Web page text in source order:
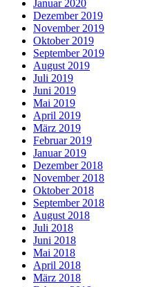
Januar 2020
Dezember 2019
November 2019
Oktober 2019
September 2019
August 2019
Juli 2019
Juni 2019
Mai 2019
April 2019
März 2019
Februar 2019
Januar 2019
Dezember 2018
November 2018
Oktober 2018
September 2018
August 2018
Juli 2018
Juni 2018
Mai 2018
April 2018
März 2018